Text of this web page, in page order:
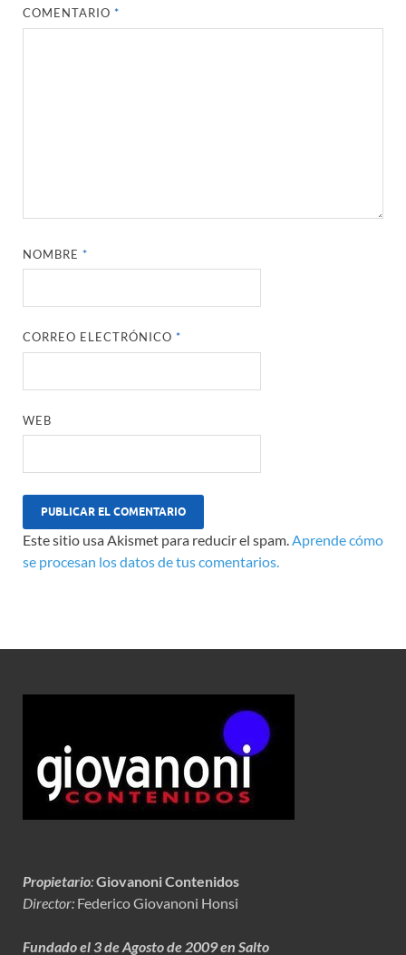
COMENTARIO*
NOMBRE*
CORREO ELECTRÓNICO*
WEB
Este sitio usa Akismet para reducir el spam.Aprende cómo
se procesan los datos de tus comentarios.
Propietario:Giovanoni Contenidos
Director: Federico Giovanoni Honsi
Fundado el 3 de Agosto de 2009 en Salto